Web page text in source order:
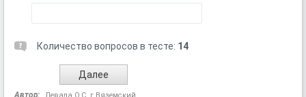
Количество вопросов в тесте: 14
Автор: